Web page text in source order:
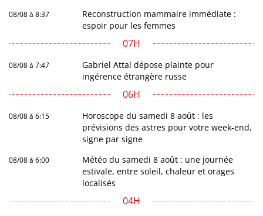
08/08 à 8:37
Reconstruction mammaire immédiate :
espoir pour les femmes
07H
08/08 à 7:47
Gabriel Attal dépose plainte pour
ingérence étrangère russe
06H
08/08 à 6:15
Horoscope du samedi 8 août : les
prévisions des astres pour votre week-end,
signe par signe
08/08 à 6:00
Météo du samedi 8 août : une journée
estivale, entre soleil, chaleur et orages
localisés
04H